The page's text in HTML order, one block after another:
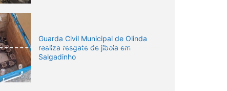
Guarda Civil Municipal de Olinda
realiza resgate de jiboia em
Salgadinho